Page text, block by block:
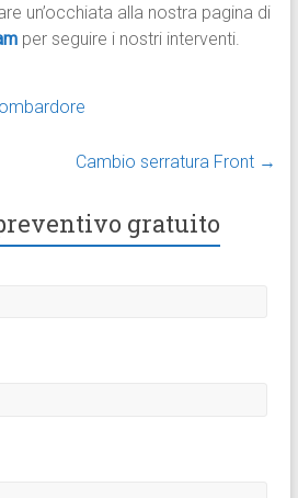
un’occhiata alla nostra pagina di
per seguire i nostri interventi.​
Cambio serratura Front →
gratuito